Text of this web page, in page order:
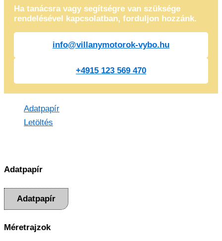
Ha tanácsra vagy segítségre van szüksége
rendelésével kapcsolatban, forduljon hozzánk.
info@villanymotorok-vybo.hu
+4915 123 569 470
Adatpapír
Letöltés
Adatpapír
Adatpapír
Méretrajzok